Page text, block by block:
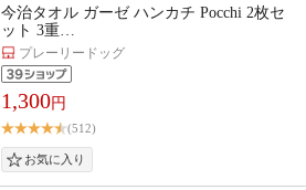
今治タオル ガーゼ ハンカチ Pocchi 2枚セ
ット 3重…
プレーリードッグ
1,300円
(512)